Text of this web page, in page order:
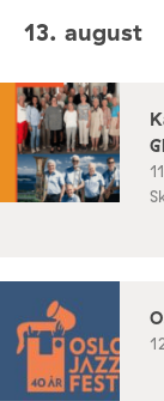
13. august